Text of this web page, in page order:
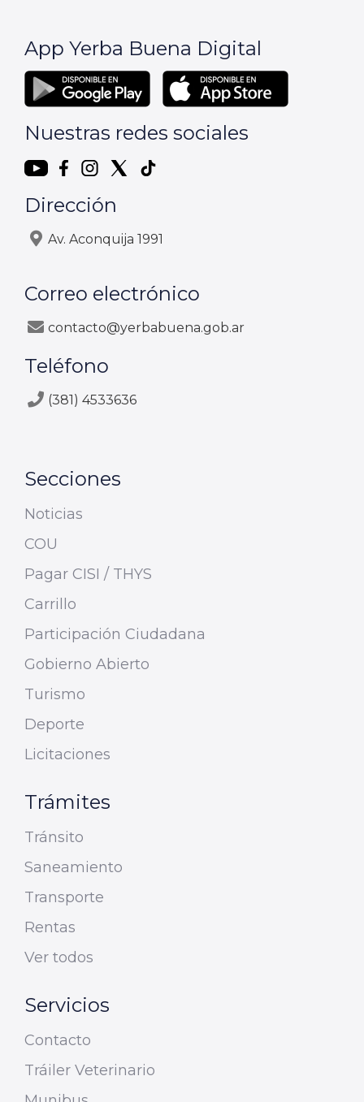
App Yerba Buena Digital
Nuestras redes sociales
Dirección
Av. Aconquija 1991
Correo electrónico
contacto@yerbabuena.gob.ar
Teléfono
(381) 4533636
Secciones
Noticias
COU
Pagar CISI / THYS
Carrillo
Participación Ciudadana
Gobierno Abierto
Turismo
Deporte
Licitaciones
Trámites
Tránsito
Saneamiento
Transporte
Rentas
Ver todos
Servicios
Contacto
Tráiler Veterinario